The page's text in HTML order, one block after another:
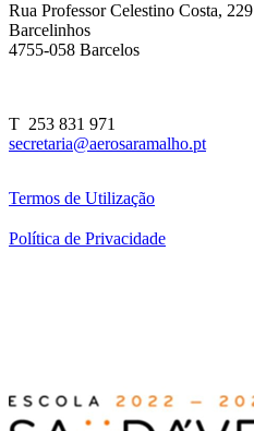
Rua Professor Celestino Costa, 229
Barcelinhos
4755-058 Barcelos
T 253 831 971
secretaria@aerosaramalho.pt
Termos de Utilização
Política de Privacidade